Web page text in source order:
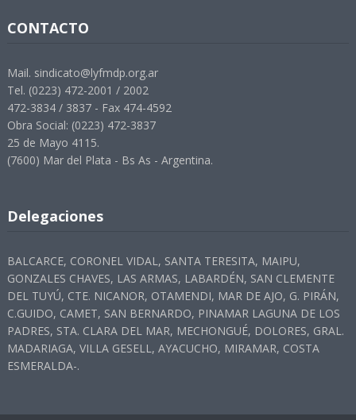
CONTACTO
Mail. sindicato@lyfmdp.org.ar
Tel. (0223) 472-2001 / 2002
472-3834 / 3837 - Fax 474-4592
Obra Social: (0223) 472-3837
25 de Mayo 4115.
(7600) Mar del Plata - Bs As - Argentina.
Delegaciones
BALCARCE, CORONEL VIDAL, SANTA TERESITA, MAIPU,
GONZALES CHAVES, LAS ARMAS, LABARDÉN, SAN CLEMENTE
DEL TUYÚ, CTE. NICANOR, OTAMENDI, MAR DE AJO, G. PIRÁN,
C.GUIDO, CAMET, SAN BERNARDO, PINAMAR LAGUNA DE LOS
PADRES, STA. CLARA DEL MAR, MECHONGUÉ, DOLORES, GRAL.
MADARIAGA, VILLA GESELL, AYACUCHO, MIRAMAR, COSTA
ESMERALDA-.